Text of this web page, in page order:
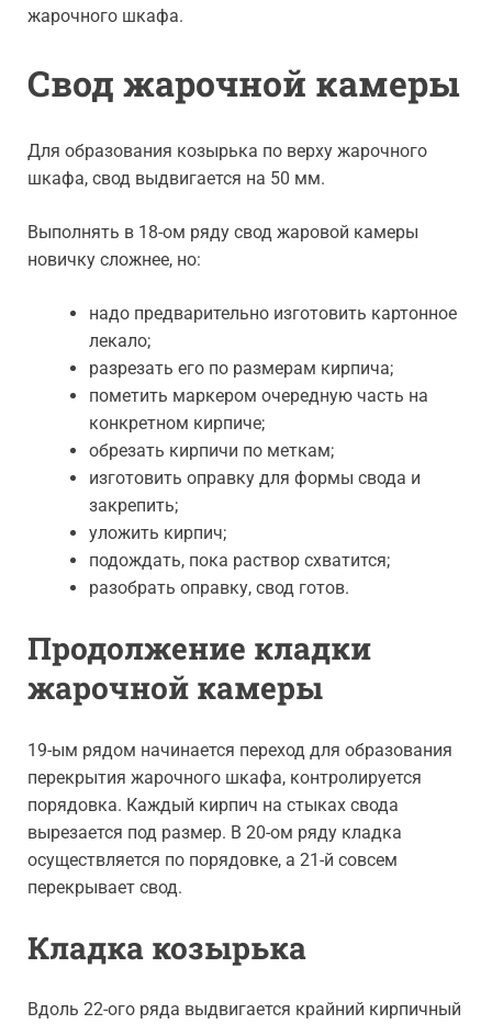
жарочного шкафа.
Свод жарочной камеры
Для образования козырька по верху жарочного
шкафа, свод выдвигается на 50 мм.
Выполнять в 18-ом ряду свод жаровой камеры
новичку сложнее, но:
надо предварительно изготовить картонное
лекало;
разрезать его по размерам кирпича;
пометить маркером очередную часть на
конкретном кирпиче;
обрезать кирпичи по меткам;
изготовить оправку для формы свода и
закрепить;
уложить кирпич;
подождать, пока раствор схватится;
разобрать оправку, свод готов.
Продолжение кладки
жарочной камеры
19-ым рядом начинается переход для образования
перекрытия жарочного шкафа, контролируется
порядовка. Каждый кирпич на стыках свода
вырезается под размер. В 20-ом ряду кладка
осуществляется по порядовке, а 21-й совсем
перекрывает свод.
Кладка козырька
Вдоль 22-ого ряда выдвигается крайний кирпичный